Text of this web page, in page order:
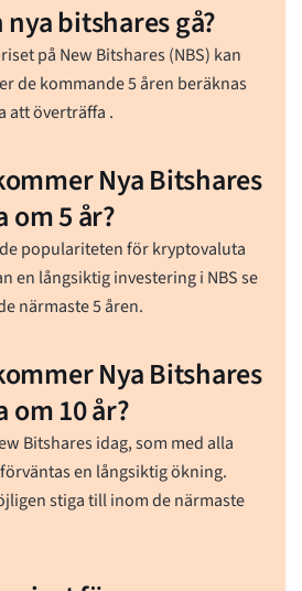
bitshares gå?
på New Bitshares (NBS) kan
de kommande 5 åren beräknas
att överträffa .
Nya Bitshares
om 5 år?
populariteten för kryptovaluta
en långsiktig investering i NBS se
närmaste 5 åren.
Nya Bitshares
om 10 år?
Bitshares idag, som med alla
en långsiktig ökning.
stiga till inom de närmaste